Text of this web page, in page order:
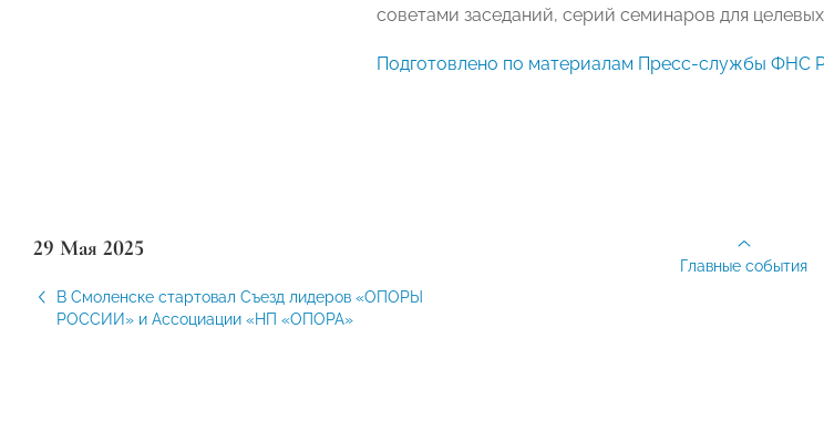
советами заседаний, серий семинаров для целевых
Подготовлено по материалам Пресс-службы ФНС
29 Мая 2025
В Смоленске стартовал Съезд лидеров «ОПОРЫ
РОССИИ» и Ассоциации «НП «ОПОРА»
Главные события